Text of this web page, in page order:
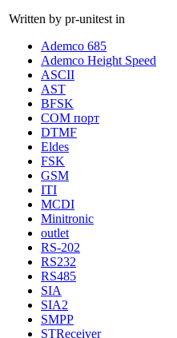
Written by pr-unitest in
Ademco 685
Ademco Height Speed
ASCII
AST
BFSK
COM порт
DTMF
Eldes
FSK
GSM
ITI
MCDI
Minitronic
outlet
RS-202
RS232
RS485
SIA
SIA2
SMPP
STReceiver